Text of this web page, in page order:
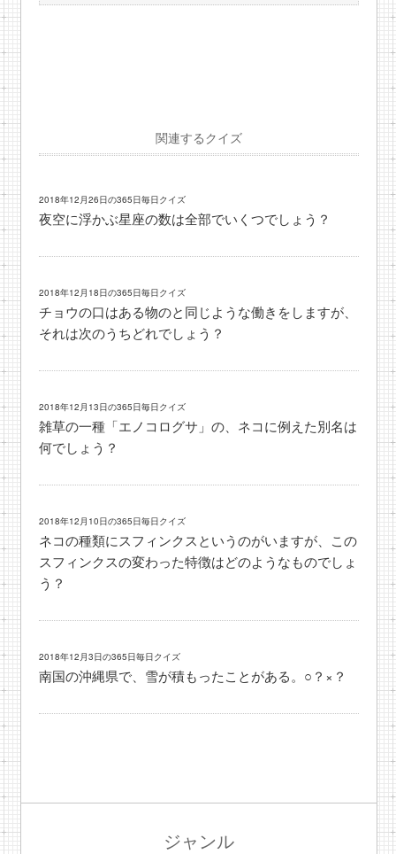
関連するクイズ
2018年12月26日の365日毎日クイズ
夜空に浮かぶ星座の数は全部でいくつでしょう？
2018年12月18日の365日毎日クイズ
チョウの口はある物のと同じような働きをしますが、
それは次のうちどれでしょう？
2018年12月13日の365日毎日クイズ
雑草の一種「エノコログサ」の、ネコに例えた別名は
何でしょう？
2018年12月10日の365日毎日クイズ
ネコの種類にスフィンクスというのがいますが、この
スフィンクスの変わった特徴はどのようなものでしょ
う？
2018年12月3日の365日毎日クイズ
南国の沖縄県で、雪が積もったことがある。○？×？
ジャンル